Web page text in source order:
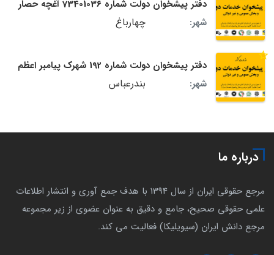
دفتر پیشخوان دولت شماره 73401036 آغچه حصار
شهر:
چهارباغ
دفتر پیشخوان دولت شماره 192 شهرک پیامبر اعظم
شهر:
بندرعباس
درباره ما
مرجع حقوقی ایران از سال 1394 با هدف جمع آوری و انتشار اطلاعات
علمی حقوقی صحیح، جامع و دقیق به عنوان عضوی از زیر مجموعه
مرجع دانش ایران (سیویلیکا) فعالیت می کند.